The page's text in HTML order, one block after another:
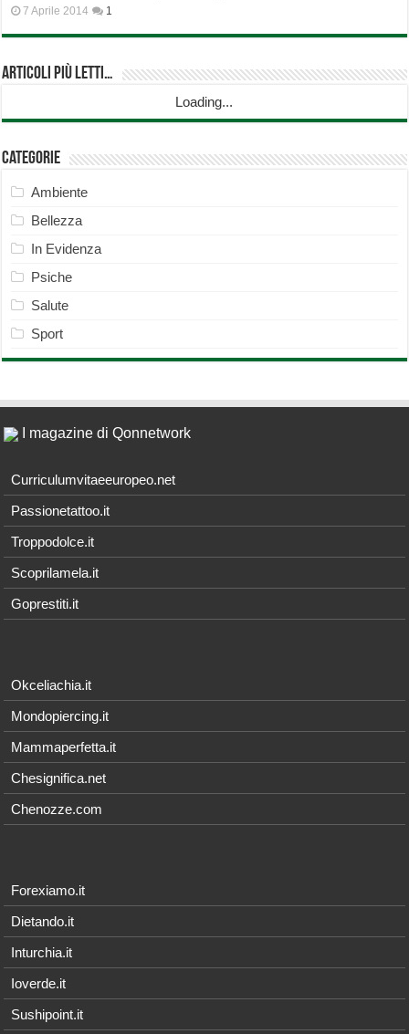
7 Aprile 2014 1
Articoli più Letti…
Loading...
Categorie
Ambiente
Bellezza
In Evidenza
Psiche
Salute
Sport
I magazine di Qonnetwork
Curriculumvitaeeuropeo.net
Passionetattoo.it
Troppodolce.it
Scoprilamela.it
Goprestiti.it
Okceliachia.it
Mondopiercing.it
Mammaperfetta.it
Chesignifica.net
Chenozze.com
Forexiamo.it
Dietando.it
Inturchia.it
Ioverde.it
Sushipoint.it